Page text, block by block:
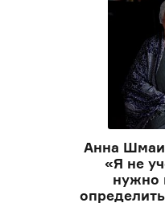
Анна
«Я не
нужно